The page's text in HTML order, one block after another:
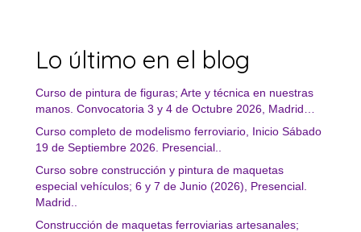
Lo último en el blog
Curso de pintura de figuras; Arte y técnica en nuestras
manos. Convocatoria 3 y 4 de Octubre 2026, Madrid…
Curso completo de modelismo ferroviario, Inicio Sábado
19 de Septiembre 2026. Presencial..
Curso sobre construcción y pintura de maquetas
especial vehículos; 6 y 7 de Junio (2026), Presencial.
Madrid..
Construcción de maquetas ferroviarias artesanales;